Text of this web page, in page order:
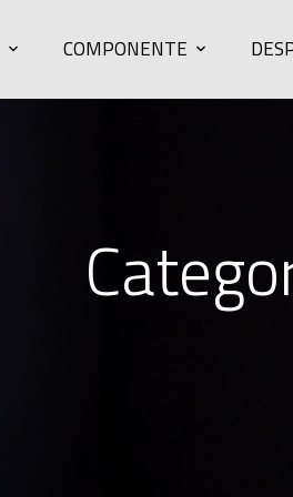
COMPONENTE